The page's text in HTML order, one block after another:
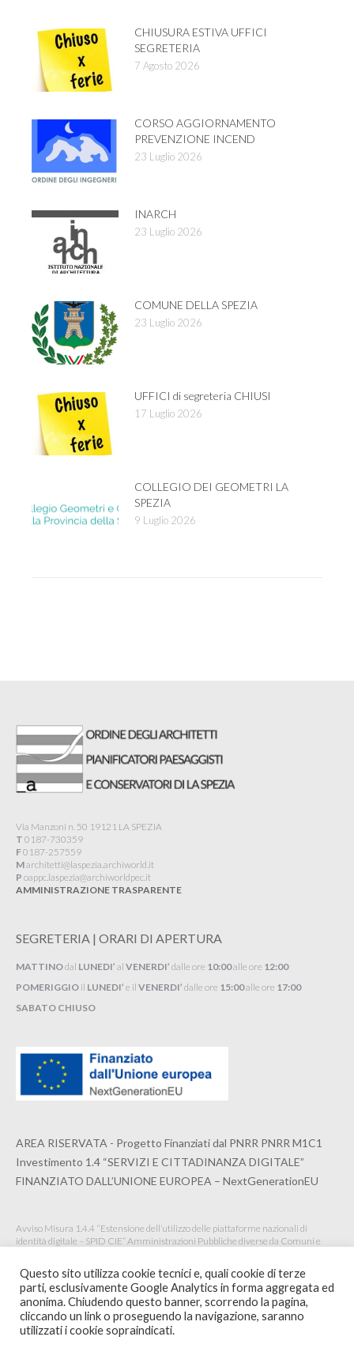
CHIUSURA ESTIVA UFFICI
SEGRETERIA
7 Agosto 2026
CORSO AGGIORNAMENTO
PREVENZIONE INCEND
23 Luglio 2026
INARCH
23 Luglio 2026
COMUNE DELLA SPEZIA
23 Luglio 2026
UFFICI di segreteria CHIUSI
17 Luglio 2026
COLLEGIO DEI GEOMETRI LA
SPEZIA
9 Luglio 2026
Via Manzoni n. 50 19121 LA SPEZIA
T 0187-730359
F0187-257559
Marchitetti@laspezia.archiworld.it
P oappc.laspezia@archiworldpec.it​
AMMINISTRAZIONE TRASPARENTE
SEGRETERIA | ORARI DI APERTURA
MATTINOdal LUNEDI’ al VENERDI’ dalle ore 10:00alle ore 12:00
POMERIGGIO il LUNEDI’ e il VENERDI’ dalle ore 15:00alle ore 17:00
SABATO CHIUSO
AREA RISERVATA - Progetto Finanziati dal PNRR PNRR M1C1
Investimento 1.4 “SERVIZI E CITTADINANZA DIGITALE”
FINANZIATO DALL’UNIONE EUROPEA – NextGenerationEU
Avviso Misura 1.4.4 “Estensione dell’utilizzo delle piattaforme nazionali di
identità digitale – SPID CIE” Amministrazioni Pubbliche diverse da Comuni e
© 2020 ORDINE ARCHITETTI PPC DELLA SPEZIA -WEBSITE BY
Questo sito utilizza cookie tecnici e, quali cookie di terze
parti, esclusivamente Google Analytics in forma aggregata ed
anonima. Chiudendo questo banner, scorrendo la pagina,
cliccando un link o proseguendo la navigazione, saranno
utilizzati i cookie sopraindicati.